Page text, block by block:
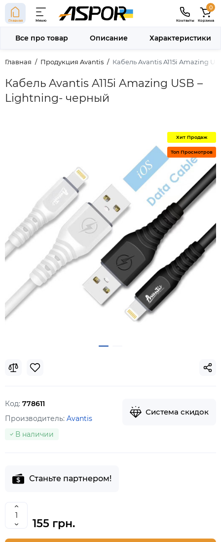
Главная Меню Контакты
0
Корзина
Главная Продукция Avantis Кабель Avantis A115i Amazing
Кабель Avantis A115i Amazing USB –
Lightning- черный
Все про товар Описание Характеристики
Хит Продаж
Топ Просмотров
Код: 778611
Производитель: Avantis
В наличии
Система скидок
Станьте партнером!
155 грн.